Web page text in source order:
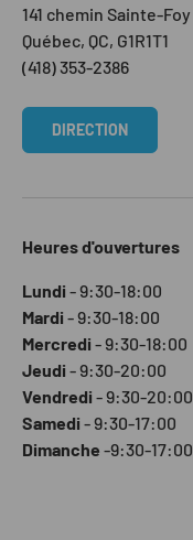
141 chemin Sainte-Foy
Québec, QC, G1R1T1
(418) 353-2386
DIRECTION
Heures d'ouvertures
Lundi - 9:30-18:00
Mardi - 9:30-18:00
Mercredi - 9:30-18:00
Jeudi - 9:30-20:00
Vendredi - 9:30-20:00
Samedi - 9:30-17:00
Dimanche -9:30-17:00